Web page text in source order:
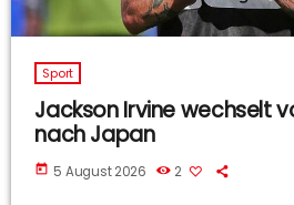
Sport
Jackson Irvine wechselt
nach Japan
today 5 August 2026 2